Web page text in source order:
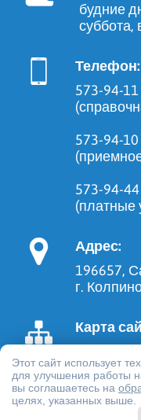
будние
Телефон:
573-94-11
573-94-10
573-94-44
(платные
Адрес:
196657,
г.
Карта
Этот сайт использует
для улучшения работы
вы соглашаетесь на
целях, указанных выше.